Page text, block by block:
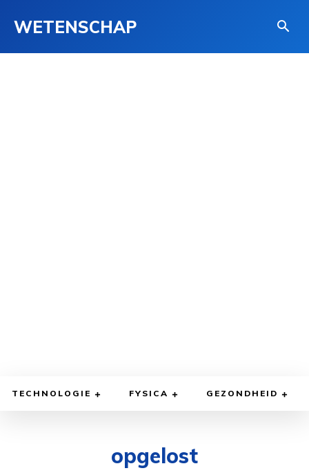
WETENSCHAP
TECHNOLOGIE FYSICA GEZONDHEID
opgelost